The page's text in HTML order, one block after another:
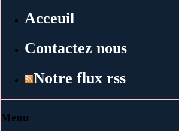
Acceuil
Contactez nous
Notre flux rss
Menu